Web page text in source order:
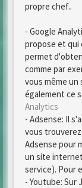
propre chef..
- Google
propose et qui
permet
comme par
vous même
également ce
Analytics
- Adsense: Il
vous
Adsense pour
un site
service). Pour
- Youtube: Sur